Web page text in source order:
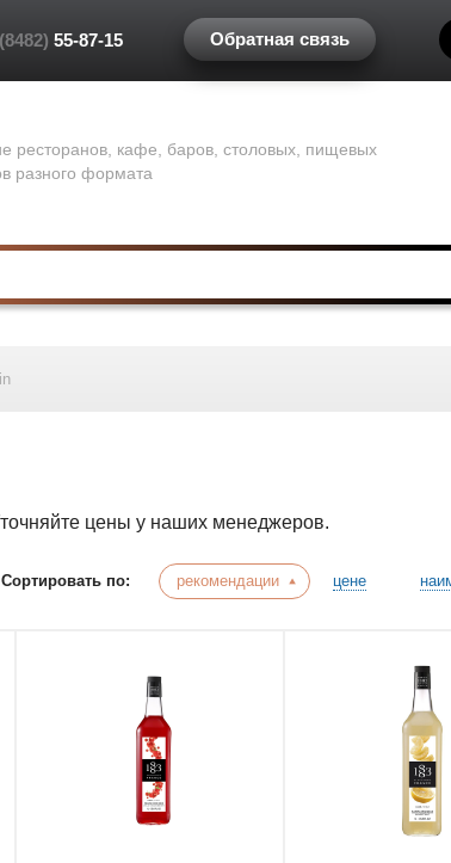
55-87-15 Обратная связь
ресторанов, кафе, баров, столовых, пищевых
разного формата
цены у наших менеджеров.
Сортировать по: рекомендации цене